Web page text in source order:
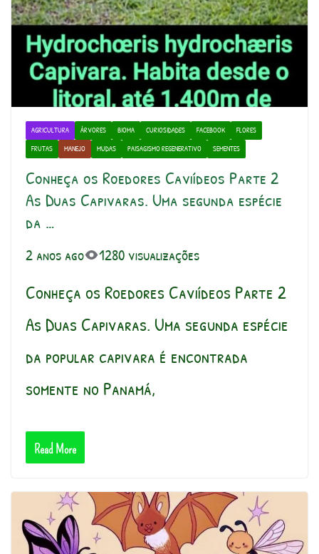
AGRICULTURA ÁRVORES BIOMA CURIOSIDADES FACEBOOK
FLORES
FRUTAS
MANEJO MUDAS PAISAGISMO REGENERATIVO SEMENTES
Conheça os Roedores Caviídeos Parte 2
As Duas Capivaras. Uma segunda espécie
da …
2 anos ago 1280 visualizações
Conheça os Roedores Caviídeos Parte 2
As Duas Capivaras. Uma segunda espécie
da popular capivara é encontrada
somente no Panamá,
Read More